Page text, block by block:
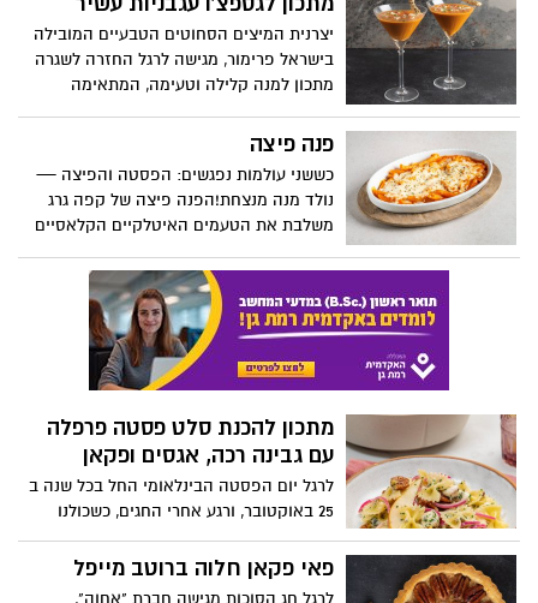
יכולה להיות גם חטובה וגם טעימה.
יצרנית המיצים הסחוטים הטבעיים המובילה
בישראל פרימור, מגישה לרגל החזרה לשגרה
מתכון למנה קלילה וטעימה, המתאימה
עשיר. מרק עגבניות קר, עשיר ורענן, המבוסס
עם גבינת פטה, ירקות קצוצים וגריסיני פריך.
דרך נפלאה לחזור לשגרה וליהנות מערכים
תזונתיים מטיבים במתכון פשוט וקל להכנה.
פנה פיצה
כששני עולמות נפגשים: הפסטה והפיצה —
נולד מנה מנצחת!הפנה פיצה של קפה גרג
משלבת את הטעמים האיטלקיים הקלאסיים
מוצרלה נמסים. מושלם לארוחת ערב מפנקת
או אירוח מיוחד.
מתכון להכנת סלט פסטה פרפלה
עם גבינה רכה, אגסים ופקאן
לרגל יום הפסטה הבינלאומי החל בכל שנה ב
25 באוקטובר, ורגע אחרי החגים, כשכולנו
כבדים ושבעים מארוחות גדולות, זה טימניג
מצוין לסלט איכותי וטעים במיוחד. היות וסלט
פאי פקאן חלוה ברוטב מייפל
לרגל חג הסוכות מגישה חברת "אחוה",